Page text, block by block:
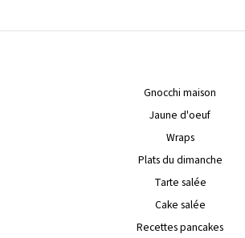
Gnocchi maison
Jaune d'oeuf
Wraps
Plats du dimanche
Tarte salée
Cake salée
Recettes pancakes